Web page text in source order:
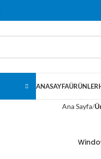
ANASAYFAÜRÜNLER
Ana Sayfa
SEPETE EKLE